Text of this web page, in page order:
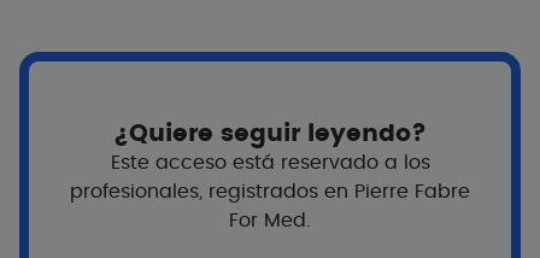
¿Quiere seguir leyendo?
Este acceso está reservado a los
profesionales, registrados en Pierre Fabre
For Med.